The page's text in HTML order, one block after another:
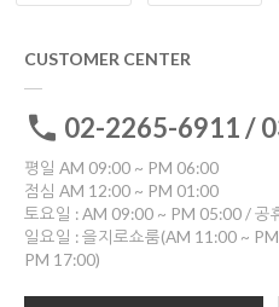
CUSTOMER CENTER
02-2265-6911 /
평일 AM 09:00 ~ PM 06:00
점심 AM 12:00 ~ PM 01:00
토요일 : AM 09:00 ~ PM 05:00 / 공
일요일 : 을지로쇼룸(AM 11:00 ~
PM 17:00)